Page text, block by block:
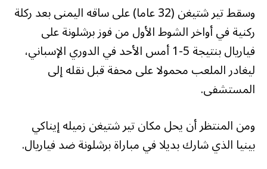
وسقط تير شتيغن (32 عاما) على ساقه اليمنى بعد ركلة
ركنية في أواخر الشوط الأول من فوز برشلونة على
فياريال بنتيجة 5-1 أمس الأحد في الدوري الإسباني،
ليغادر الملعب محمولا على محفة قبل نقله إلى
المستشفى.
ومن المنتظر أن يحل مكان تير شتيغن زميله إيناكي
بينيا الذي شارك بديلا في مباراة برشلونة ضد فياريال.